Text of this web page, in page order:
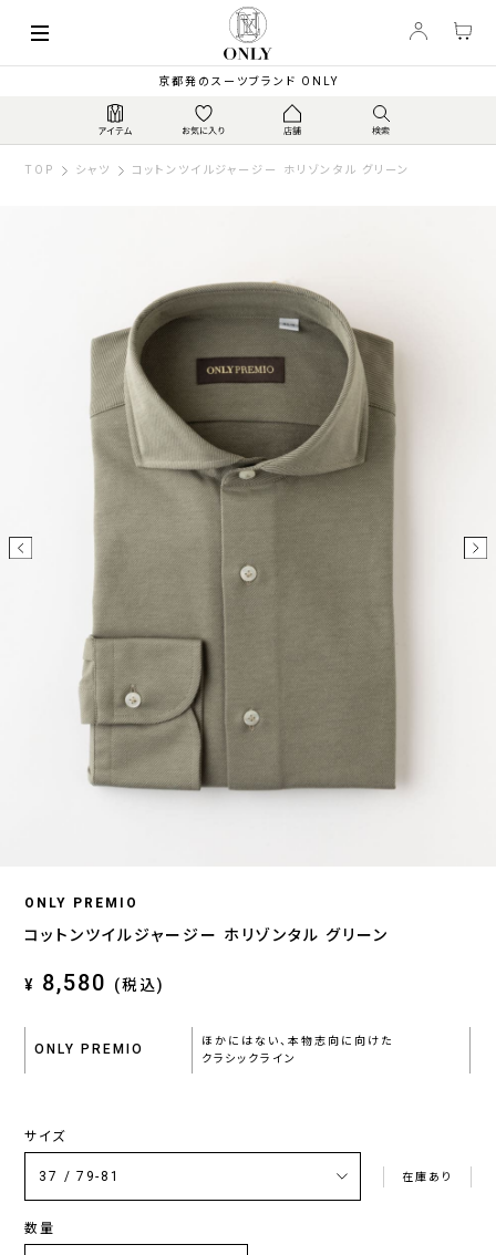
京都発のスーツブランド ONLY
TOP シャツ コットンツイルジャージー ホリゾンタル グリーン
ONLY PREMIO
コットンツイルジャージー ホリゾンタル グリーン
¥ 8,580 (税込)
ONLY PREMIO
ほかにはない、本物志向に向けた
クラシックライン
サイズ
在庫あり
数量